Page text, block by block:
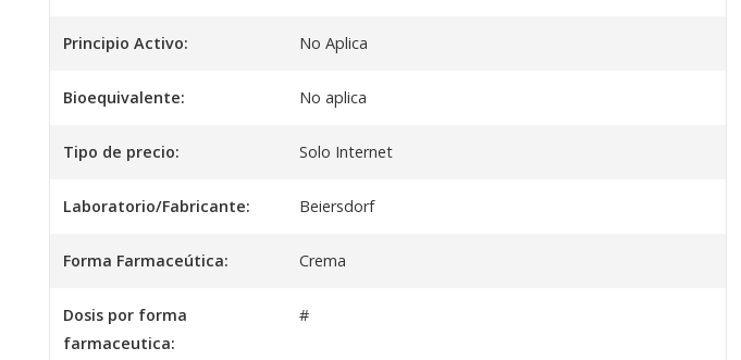
Principio Activo: No Aplica
Bioequivalente: No aplica
Tipo de precio: Solo Internet
Laboratorio/Fabricante: Beiersdorf
Forma Farmaceútica: Crema
Dosis por forma
farmaceutica:
#